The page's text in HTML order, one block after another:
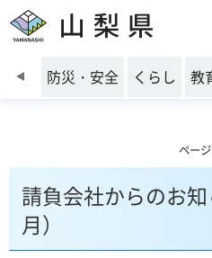
山梨県
前のスライドを表示
防災・安全 くらし 教
ペー
請負会社からのお
月）